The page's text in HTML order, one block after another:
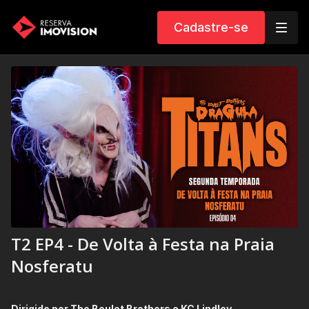
Cadastre-se
T2 EP4 - De Volta à Festa na Praia
Nosferatu